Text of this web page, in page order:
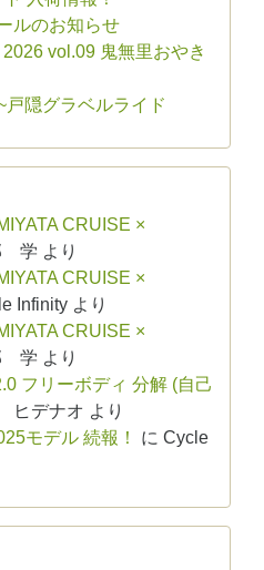
ルのお知らせ
vol.09 鬼無里おやき
隠グラベルライド
CRUISE ×
学 より
CRUISE ×
Infinity より
CRUISE ×
学 より
フリーボディ 分解 (自己
ヒデナオ より
モデル 続報！
に Cycle